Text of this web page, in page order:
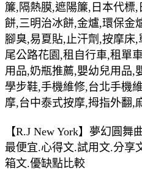
簾,隔熱膜,遮陽簾,日本代標
餅,三明治冰餅,金爐,環保金
腳臭,易夏貼,止汗劑,按摩床
尾公路花園,租自行車,租單
用品,奶瓶推薦,嬰幼兒用品,
學步鞋,手機維修,台北手機
摩,台中泰式按摩,拇指外翻,
【R.J New York】夢幻圓
最便宜.心得文.試用文.分享
箱文.優缺點比較